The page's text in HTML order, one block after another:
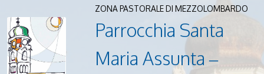
ZONA PASTORALE DI MEZZOLOMBARDO
Parrocchia Santa
Maria Assunta –